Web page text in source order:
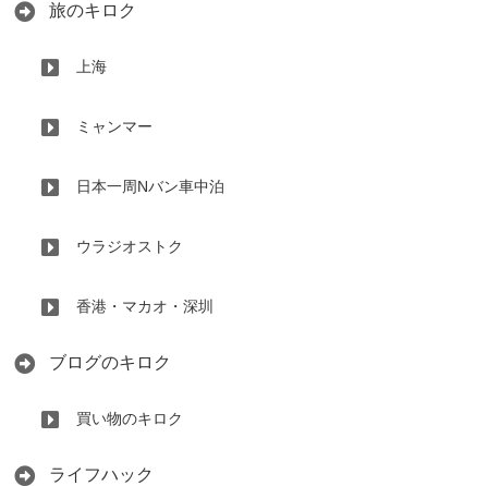
旅のキロク
上海
ミャンマー
日本一周Nバン車中泊
ウラジオストク
香港・マカオ・深圳
ブログのキロク
買い物のキロク
ライフハック